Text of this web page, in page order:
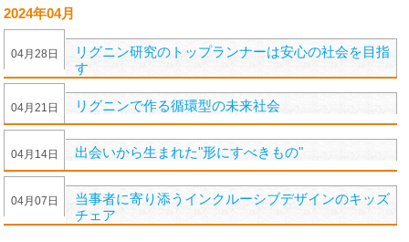
2024年04月
04月 28 日
リグニン研究のトップランナーは安心の社会を目指
す
04月 21 日 リグニンで作る循環型の未来社会
04月 14日 出会いから生まれた"形にすべきもの"
04月 07 日
当事者に寄り添うインクルーシブデザインのキッズ
チェア